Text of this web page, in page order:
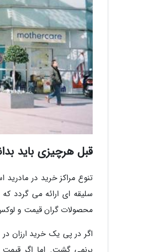
قبل هرچیزی باید
تنوع مراکز خرید در
سلیقه ای ارائه می گردد
محصولات گران قیمت و
اگر در پی یک خرید ارزان